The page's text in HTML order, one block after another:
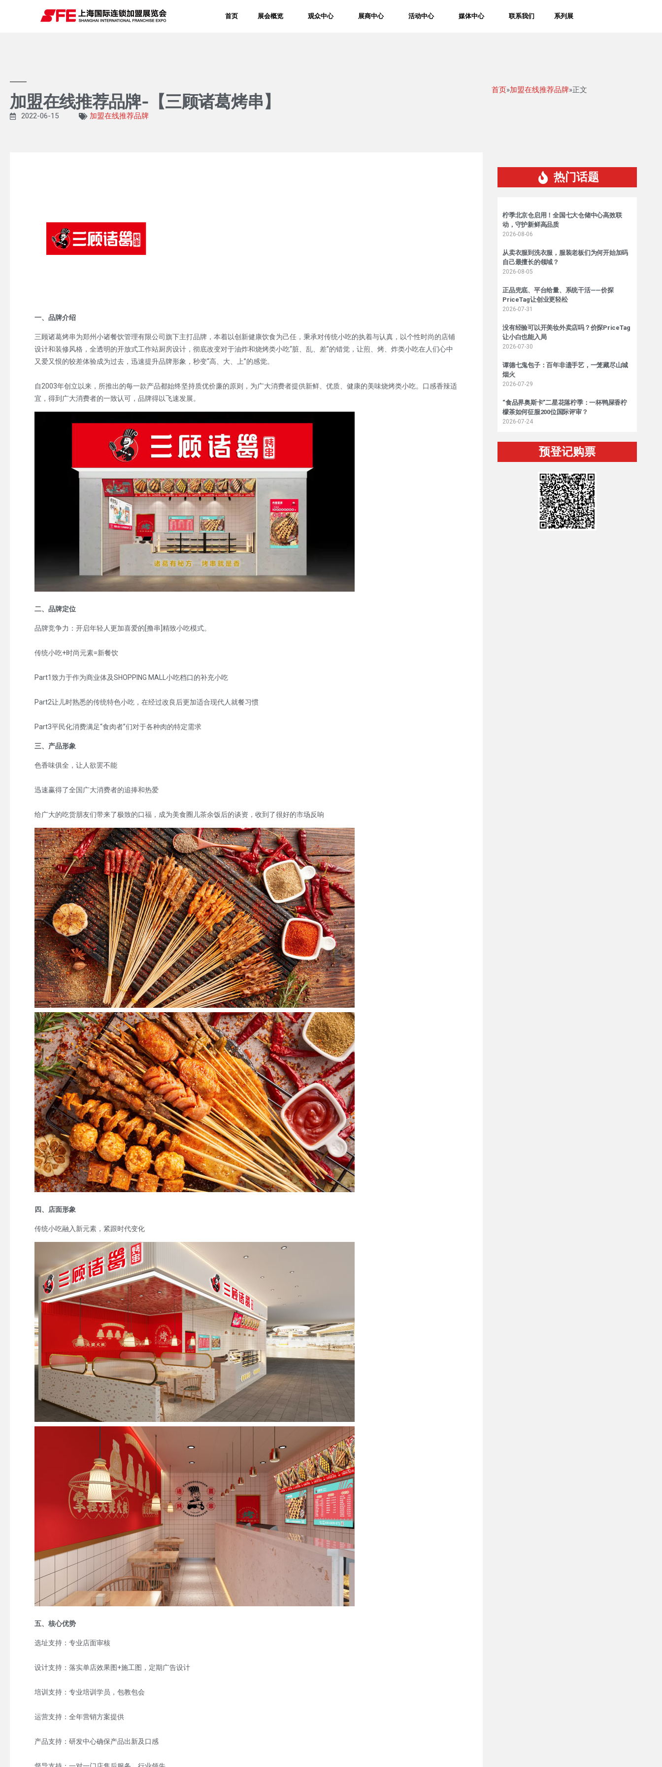
首页 展会概览 观众中心 展商中心 活动中心 媒体中心 联系我们 系列展
加盟在线推荐品牌-【三顾诸葛烤串】
首页»加盟在线推荐品牌»正文
2022-06-15 加盟在线推荐品牌
一、品牌介绍
三顾诸葛烤串为郑州小诸餐饮管理有限公司旗下主打品牌，本着以创新健康饮食为己任，秉承对传统小吃的执着与认真，以个性时尚的店铺
设计和装修风格，全透明的开放式工作站厨房设计，彻底改变对于油炸和烧烤类小吃“脏、乱、差”的错觉，让煎、烤、炸类小吃在人们心中
又爱又恨的较差体验成为过去，迅速提升品牌形象，秒变“高、大、上”的感觉。
自2003年创立以来，所推出的每一款产品都始终坚持质优价廉的原则，为广大消费者提供新鲜、优质、健康的美味烧烤类小吃。口感香辣适
宜，得到广大消费者的一致认可，品牌得以飞速发展。
二、品牌定位
品牌竞争力：开启年轻人更加喜爱的[撸串]精致小吃模式。
传统小吃+时尚元素=新餐饮
Part1致力于作为商业体及SHOPPING MALL小吃档口的补充小吃
Part2让儿时熟悉的传统特色小吃，在经过改良后更加适合现代人就餐习惯
Part3平民化消费满足“食肉者”们对于各种肉的特定需求
三、产品形象
色香味俱全，让人欲罢不能
迅速赢得了全国广大消费者的追捧和热爱
给广大的吃货朋友们带来了极致的口福，成为美食圈儿茶余饭后的谈资，收到了很好的市场反响
四、店面形象
传统小吃融入新元素，紧跟时代变化
五、核心优势
选址支持：专业店面审核
设计支持：落实单店效果图+施工图，定期广告设计
培训支持：专业培训学员，包教包会
运营支持：全年营销方案提供
产品支持：研发中心确保产品出新及口感
热门话题
柠季北京仓启用！全国七大仓储中心高效联
动，守护新鲜高品质
2026-08-06
从卖衣服到洗衣服，服装老板们为何开始加码
自己最擅长的领域？
2026-08-05
正品兜底、平台给量、系统干活——价探
PriceTag让创业更轻松
2026-07-31
没有经验可以开美妆外卖店吗？价探PriceTag
让小白也能入局
2026-07-30
谭德七鬼包子：百年非遗手艺，一笼藏尽山城
烟火
2026-07-29
“食品界奥斯卡”二星花落柠季：一杯鸭屎香柠
檬茶如何征服200位国际评审？
2026-07-24
预登记购票